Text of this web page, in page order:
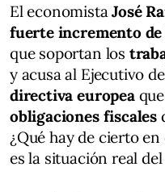
El economistaJosé
fuerte incremento de
que soportan los
y acusa al Ejecutivo
directiva europea
obligaciones fiscales
¿Qué hay de cierto
es la situación real